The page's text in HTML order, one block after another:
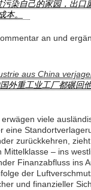
污染自己的家园，出
本。
an und
aus China
外重工业工厂都碾回
viele
eine
zurückkehren,
– ins
Finanzabfluss ins
der
und finanzieller